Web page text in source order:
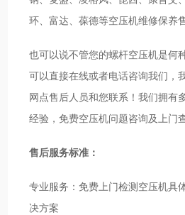
环、富达、葆德等空压机维修保养
也可以说不管您的螺杆空压机是何
可以直接在线或者电话咨询我们，
网点售后人员和您联系！我们拥有
经验，免费空压机问题咨询及上门
售后服务标准：
专业服务：免费上门检测空压机具
决方案